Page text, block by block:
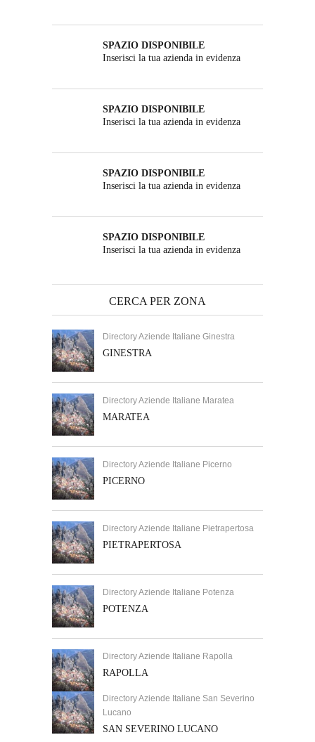
SPAZIO DISPONIBILE
Inserisci la tua azienda in evidenza
SPAZIO DISPONIBILE
Inserisci la tua azienda in evidenza
SPAZIO DISPONIBILE
Inserisci la tua azienda in evidenza
SPAZIO DISPONIBILE
Inserisci la tua azienda in evidenza
CERCA PER ZONA
Directory Aziende Italiane Ginestra
GINESTRA
Directory Aziende Italiane Maratea
MARATEA
Directory Aziende Italiane Picerno
PICERNO
Directory Aziende Italiane Pietrapertosa
PIETRAPERTOSA
Directory Aziende Italiane Potenza
POTENZA
Directory Aziende Italiane Rapolla
RAPOLLA
Directory Aziende Italiane San Severino
Lucano
SAN SEVERINO LUCANO